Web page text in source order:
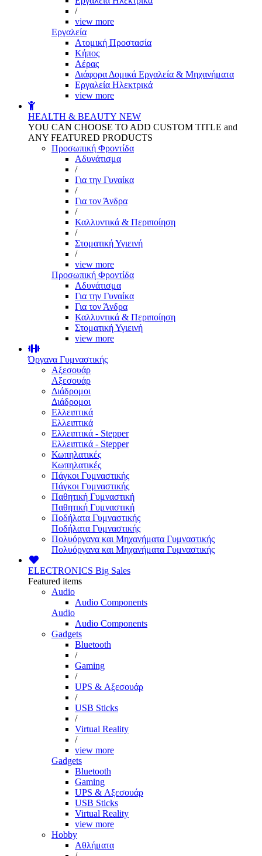
/
view more
Εργαλεία
Aτομική Προστασία
Kήπος
Αέρας
Διάφορα Δομικά Εργαλεία & Μηχανήματα
Εργαλεία Ηλεκτρικά
view more
HEALTH & BEAUTY NEW
YOU CAN CHOOSE TO ADD CUSTOM TITLE and
ANY FEATURED PRODUCTS
Προσωπική Φροντίδα
Αδυνάτισμα
/
Για την Γυναίκα
/
Για τον Άνδρα
/
Καλλυντικά & Περιποίηση
/
Στοματική Υγιεινή
/
view more
Προσωπική Φροντίδα
Αδυνάτισμα
Για την Γυναίκα
Για τον Άνδρα
Καλλυντικά & Περιποίηση
Στοματική Υγιεινή
view more
Όργανα Γυμναστικής
Αξεσουάρ
Αξεσουάρ
Διάδρομοι
Διάδρομοι
Ελλειπτικά
Ελλειπτικά
Ελλειπτικά - Stepper
Ελλειπτικά - Stepper
Κωπηλατικές
Κωπηλατικές
Πάγκοι Γυμναστικής
Πάγκοι Γυμναστικής
Παθητική Γυμναστική
Παθητική Γυμναστική
Ποδήλατα Γυμναστικής
Ποδήλατα Γυμναστικής
Πολυόργανα και Μηχανήματα Γυμναστικής
Πολυόργανα και Μηχανήματα Γυμναστικής
ELECTRONICS Big Sales
Featured items
Audio
Audio Components
Audio
Audio Components
Gadgets
Bluetooth
/
Gaming
/
UPS & Αξεσουάρ
/
USB Sticks
/
Virtual Reality
/
view more
Gadgets
Bluetooth
Gaming
UPS & Αξεσουάρ
USB Sticks
Virtual Reality
view more
Hobby
Αθλήματα